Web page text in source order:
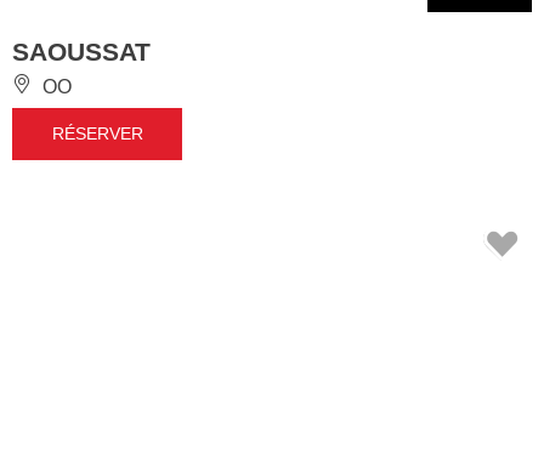
SAOUSSAT
OO
RÉSERVER